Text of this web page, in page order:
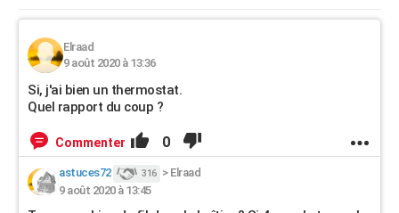
Elraad
9 août 2020 à 13:36
Si, j'ai bien un thermostat.
Quel rapport du coup ?
Commenter 0
astuces72 316 > Elraad
9 août 2020 à 13:45